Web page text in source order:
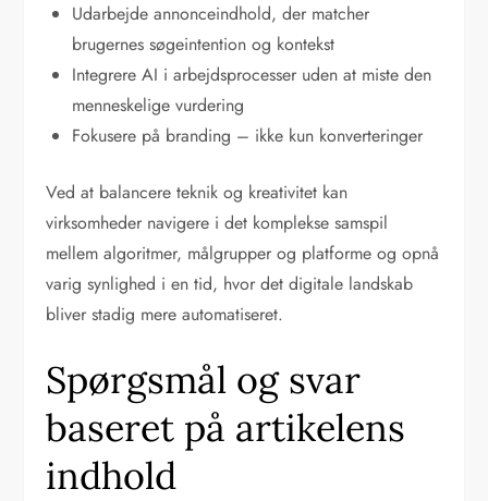
Udarbejde annonceindhold, der matcher
brugernes søgeintention og kontekst
Integrere AI i arbejdsprocesser uden at miste den
menneskelige vurdering
Fokusere på branding – ikke kun konverteringer
Ved at balancere teknik og kreativitet kan
virksomheder navigere i det komplekse samspil
mellem algoritmer, målgrupper og platforme og opnå
varig synlighed i en tid, hvor det digitale landskab
bliver stadig mere automatiseret.
Spørgsmål og svar
baseret på artikelens
indhold